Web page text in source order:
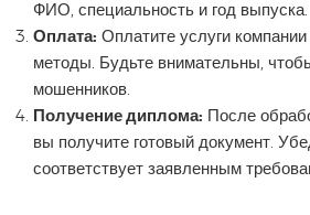
ФИО, специальность и год выпуска.
Оплата: Оплатите услуги
методы. Будьте внимательны,
мошенников.
Получение диплома: После
вы получите готовый документ.
соответствует заявленным